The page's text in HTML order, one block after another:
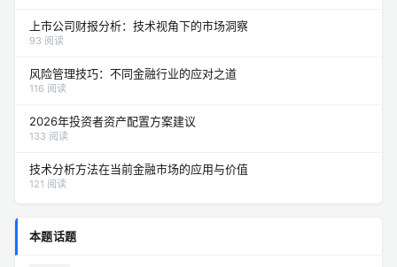
上市公司财报分析：技术视角下的市场洞察
93 阅读
风险管理技巧：不同金融行业的应对之道
116 阅读
2026年投资者资产配置方案建议
133 阅读
技术分析方法在当前金融市场的应用与价值
121 阅读
本题话题